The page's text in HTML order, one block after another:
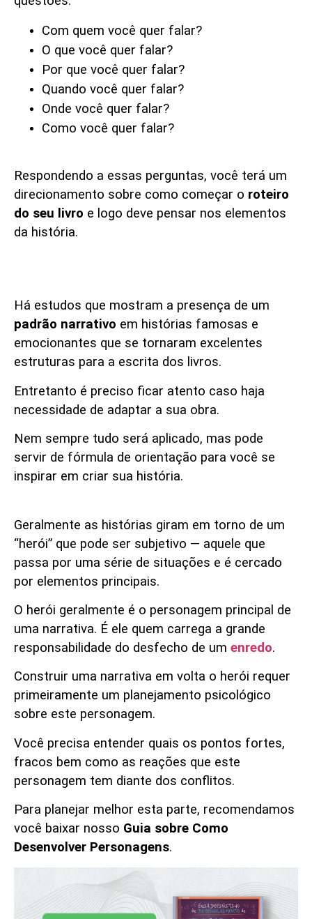
Com quem você quer falar?
O que você quer falar?
Por que você quer falar?
Quando você quer falar?
Onde você quer falar?
Como você quer falar?
Respondendo a essas perguntas, você terá um
direcionamento sobre como começar o roteiro
do seu livro e logo deve pensar nos elementos
da história.
Há estudos que mostram a presença de um
padrão narrativo em histórias famosas e
emocionantes que se tornaram excelentes
estruturas para a escrita dos livros.
Entretanto é preciso ficar atento caso haja
necessidade de adaptar a sua obra.
Nem sempre tudo será aplicado, mas pode
servir de fórmula de orientação para você se
inspirar em criar sua história.
Geralmente as histórias giram em torno de um
“herói” que pode ser subjetivo — aquele que
passa por uma série de situações e é cercado
por elementos principais.
O herói geralmente é o personagem principal de
uma narrativa. É ele quem carrega a grande
responsabilidade do desfecho de um enredo.
Construir uma narrativa em volta o herói requer
primeiramente um planejamento psicológico
sobre este personagem.
Você precisa entender quais os pontos fortes,
fracos bem como as reações que este
personagem tem diante dos conflitos.
Para planejar melhor esta parte, recomendamos
você baixar nosso Guia sobre Como
Desenvolver Personagens.